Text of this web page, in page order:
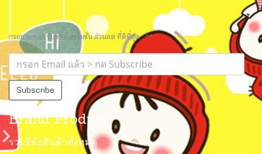
กรอก email รับข่าวโปรโมชั่น ส่วนลด ที่ดีที่สุด.. ^^
Subscribe
Brand Product
รวมยี่ห้อสินค้าทั้งหมด